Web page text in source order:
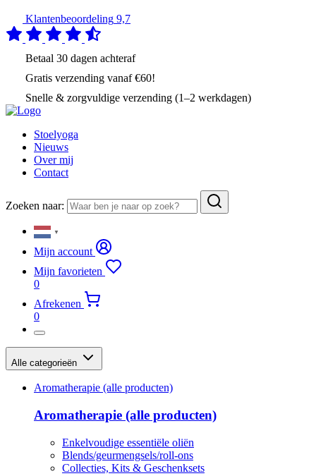
Klantenbeoordeling 9,7
Betaal 30 dagen achteraf
Gratis verzending vanaf €60!
Snelle & zorgvuldige verzending (1–2 werkdagen)
Stoelyoga
Nieuws
Over mij
Contact
Zoeken naar:
▼
Mijn account
Mijn favorieten
0
Afrekenen
0
Alle categorieën
Aromatherapie (alle producten)
Aromatherapie (alle producten)
Enkelvoudige essentiële oliën
Blends/geurmengsels/roll-ons
Collecties, Kits & Geschenksets